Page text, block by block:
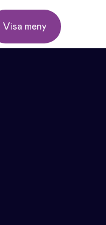
Visa meny